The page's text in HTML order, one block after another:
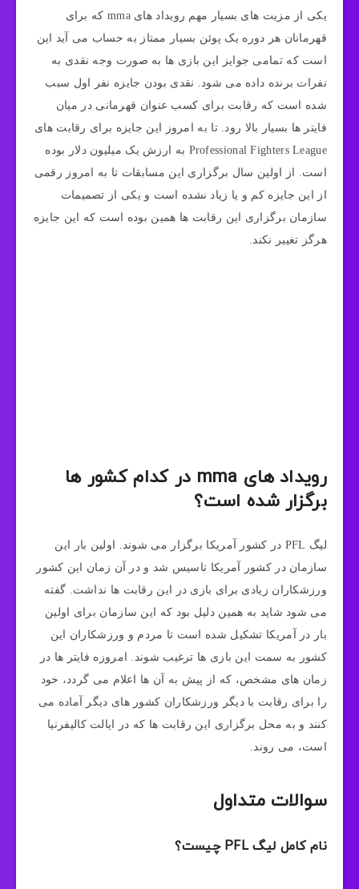
یکی از مزیت های بسیار مهم رویداد های mma که برای
قهرمانان هر دوره یک پوئن بسیار ممتاز به حساب می آید این
است که تمامی جوایز این بازی ها به صورت وجه نقدی به
نفرات برنده داده می شود. نقدی بودن جایزه نفر اول سبب
شده است که رقابت برای کسب عنوان قهرمانی در میان
فایتر ها بسیار بالا رود. تا به امروز این جایزه برای رقابت های
Professional Fighters League به ارزش یک میلیون دلار بوده
است. از اولین سال برگزاری این مسابقات تا به امروز رقمی
از این جایزه کم و یا زیاد نشده است و یکی از تصمیمات
سازمان برگزاری این رقابت ها همین بوده است که این جایزه
هرگز تغییر نکند.
رویداد های mma در کدام کشور ها
برگزار شده است؟
لیگ PFL در کشور آمریکا برگزار می شوند. اولین بار این
سازمان در کشور آمریکا تاسیس شد و در آن زمان این کشور
ورزشکاران زیادی برای بازی در این رقابت ها نداشت. گفته
می شود شاید به همین دلیل بود که این سازمان برای اولین
بار در آمریکا تشکیل شده است تا مردم و ورزشکاران این
کشور به سمت این بازی ها ترغیب شوند. امروزه فایتر ها در
زمان های مشخص، که از پیش به آن ها اعلام می گردد، خود
را برای رقابت با دیگر ورزشکاران کشور های دیگر آماده می
کنند و به محل برگزاری این رقابت ها که در ایالت کالیفرنیا
است، می روند.
سوالات متداول
نام کامل لیگ PFL چیست؟